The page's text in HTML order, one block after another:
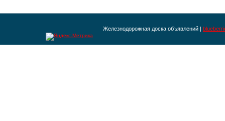
Железнодорожная доска объявлений |